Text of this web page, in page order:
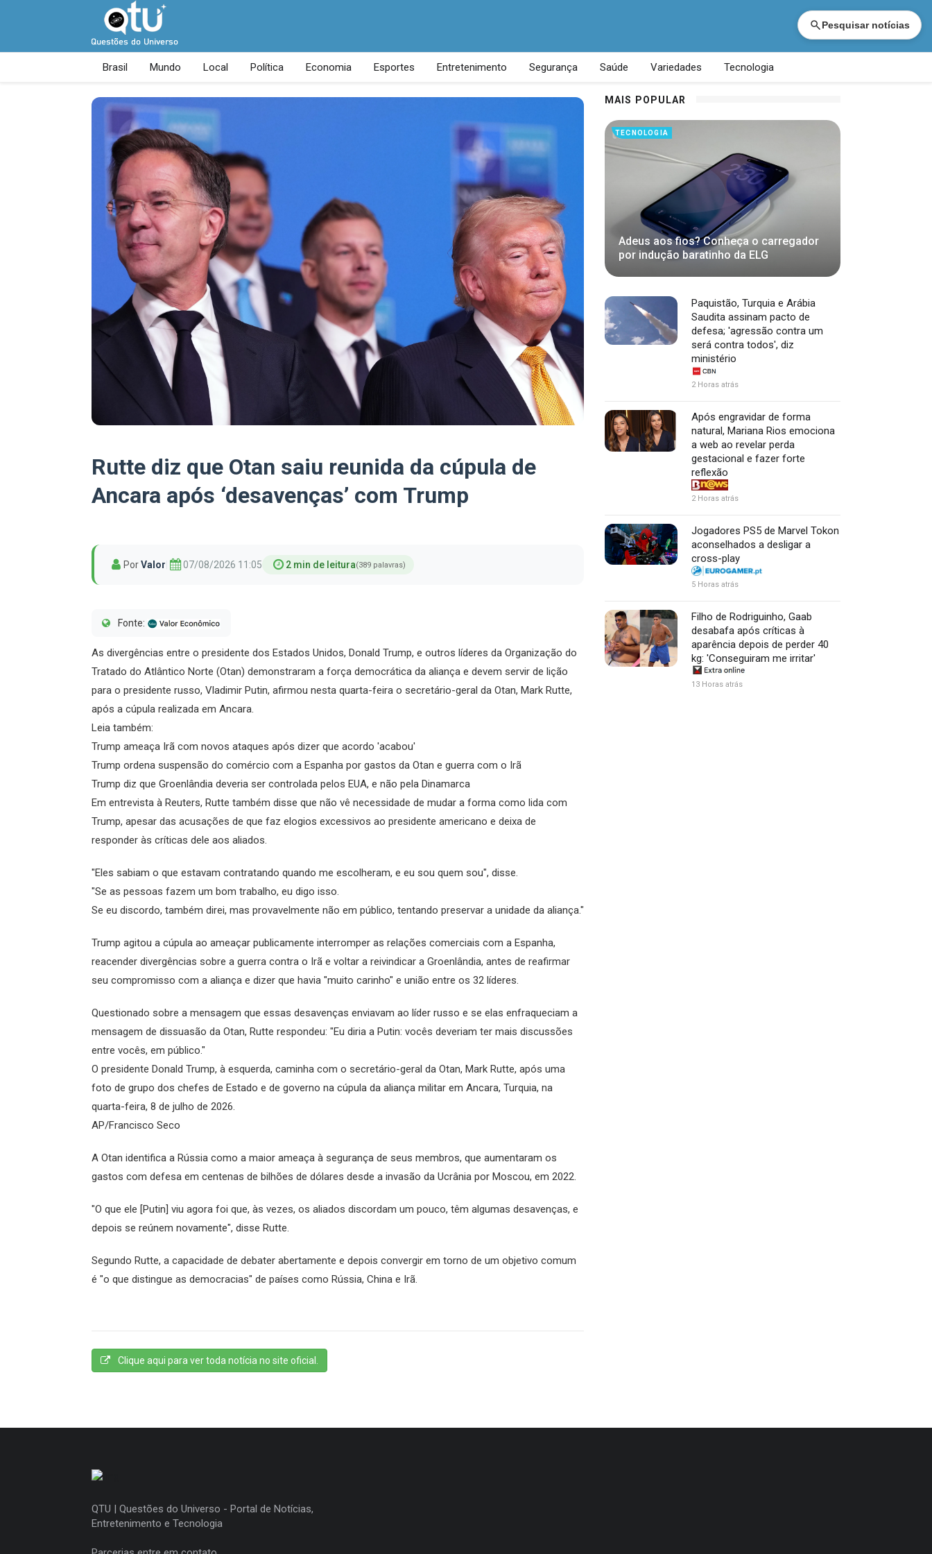
Pesquisar notícias
Brasil Mundo Local Política Economia Esportes Entretenimento Segurança Saúde Variedades Tecnologia
Rutte diz que Otan saiu reunida da cúpula de
Ancara após ‘desavenças’ com Trump
PorValor 07/08/2026 11:05 2 min de leitura(389 palavras)
Fonte:
As divergências entre o presidente dos Estados Unidos, Donald Trump, e outros líderes da Organização do
Tratado do Atlântico Norte (Otan) demonstraram a força democrática da aliança e devem servir de lição
para o presidente russo, Vladimir Putin, afirmou nesta quarta-feira o secretário-geral da Otan, Mark Rutte,
após a cúpula realizada em Ancara.
Leia também:
Trump ameaça Irã com novos ataques após dizer que acordo 'acabou'
Trump ordena suspensão do comércio com a Espanha por gastos da Otan e guerra com o Irã
Trump diz que Groenlândia deveria ser controlada pelos EUA, e não pela Dinamarca
Em entrevista à Reuters, Rutte também disse que não vê necessidade de mudar a forma como lida com
Trump, apesar das acusações de que faz elogios excessivos ao presidente americano e deixa de
responder às críticas dele aos aliados.
"Eles sabiam o que estavam contratando quando me escolheram, e eu sou quem sou", disse.
"Se as pessoas fazem um bom trabalho, eu digo isso.
Se eu discordo, também direi, mas provavelmente não em público, tentando preservar a unidade da aliança."
Trump agitou a cúpula ao ameaçar publicamente interromper as relações comerciais com a Espanha,
reacender divergências sobre a guerra contra o Irã e voltar a reivindicar a Groenlândia, antes de reafirmar
seu compromisso com a aliança e dizer que havia "muito carinho" e união entre os 32 líderes.
Questionado sobre a mensagem que essas desavenças enviavam ao líder russo e se elas enfraqueciam a
mensagem de dissuasão da Otan, Rutte respondeu: "Eu diria a Putin: vocês deveriam ter mais discussões
entre vocês, em público."
O presidente Donald Trump, à esquerda, caminha com o secretário-geral da Otan, Mark Rutte, após uma
foto de grupo dos chefes de Estado e de governo na cúpula da aliança militar em Ancara, Turquia, na
quarta-feira, 8 de julho de 2026.
AP/Francisco Seco
A Otan identifica a Rússia como a maior ameaça à segurança de seus membros, que aumentaram os
gastos com defesa em centenas de bilhões de dólares desde a invasão da Ucrânia por Moscou, em 2022.
"O que ele [Putin] viu agora foi que, às vezes, os aliados discordam um pouco, têm algumas desavenças, e
depois se reúnem novamente", disse Rutte.
Segundo Rutte, a capacidade de debater abertamente e depois convergir em torno de um objetivo comum
é "o que distingue as democracias" de países como Rússia, China e Irã.
Clique aqui para ver toda notícia no site oficial.
MAIS POPULAR
TECNOLOGIA
Adeus aos fios? Conheça o carregador
por indução baratinho da ELG
Paquistão, Turquia e Arábia
Saudita assinam pacto de
defesa; 'agressão contra um
será contra todos', diz
ministério
2 Horas atrás
Após engravidar de forma
natural, Mariana Rios emociona
a web ao revelar perda
gestacional e fazer forte
reflexão
2 Horas atrás
Jogadores PS5 de Marvel Tokon
aconselhados a desligar a
cross-play
5 Horas atrás
Filho de Rodriguinho, Gaab
desabafa após críticas à
aparência depois de perder 40
kg: 'Conseguiram me irritar'
13 Horas atrás
QTU | Questões do Universo - Portal de Notícias,
Entretenimento e Tecnologia